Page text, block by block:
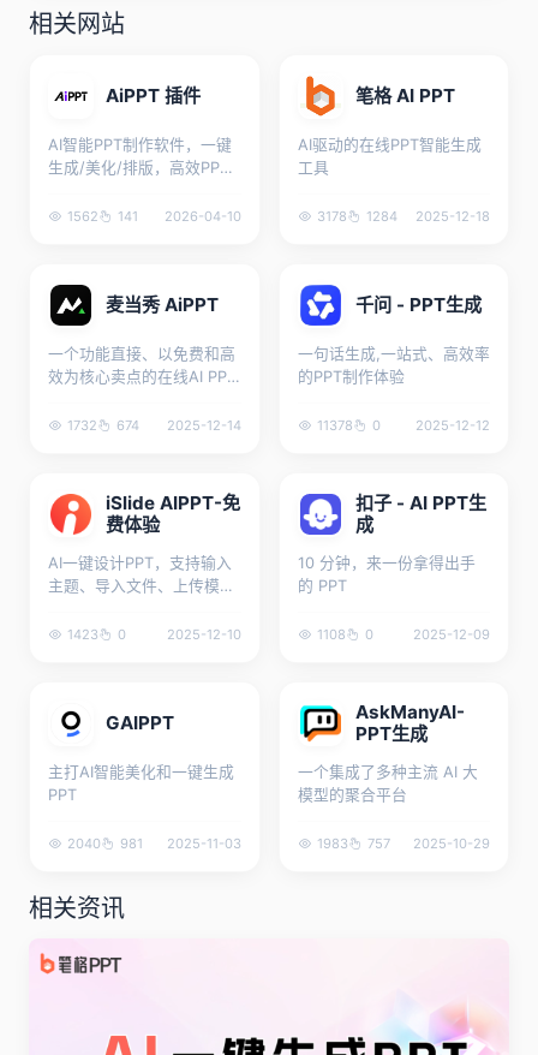
相关网站
AiPPT 插件
AI智能PPT制作软件，一键
生成/美化/排版，高效PPT
1562 141 2026-04-10
笔格 AI PPT
AI驱动的在线PPT智能生成
工具
3178 1284 2025-12-18
麦当秀 AiPPT
一个功能直接、以免费和高
效为核心卖点的在线AI PPT
1732 674 2025-12-14
千问 - PPT生成
一句话生成,一站式、高效率
的PPT制作体验
11378 0 2025-12-12
iSlide AIPPT-免
费体验
AI一键设计PPT，支持输入
主题、导入文件、上传模板
1423 0 2025-12-10
扣子 - AI PPT生
成
10 分钟，来一份拿得出手
的 PPT
1108 0 2025-12-09
GAIPPT
主打AI智能美化和一键生成
PPT
2040 981 2025-11-03
AskManyAI-
PPT生成
一个集成了多种主流 AI 大
模型的聚合平台
1983 757 2025-10-29
相关资讯